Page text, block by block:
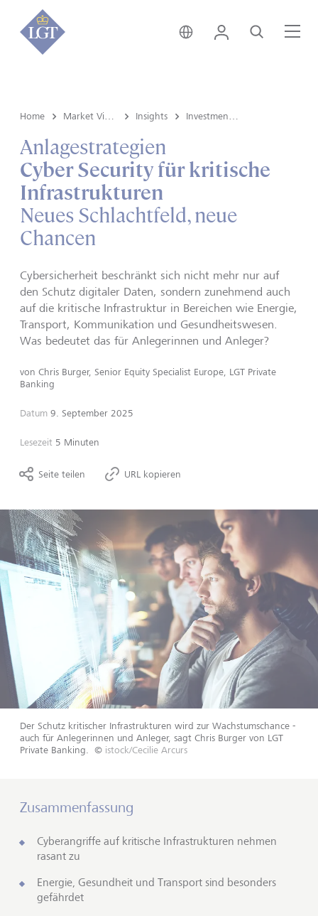
Österreich • Deutsch
Login Suche
Home Insights
Anlagestrategien
Cyber Security für kritische
Infrastrukturen
Neues Schlachtfeld, neue
Chancen
Cybersicherheit beschränkt sich nicht mehr nur auf
den Schutz digitaler Daten, sondern zunehmend auch
auf die kritische Infrastruktur in Bereichen wie Energie,
Transport, Kommunikation und Gesundheitswesen.
Was bedeutet das für Anlegerinnen und Anleger?
von Chris Burger, Senior Equity Specialist Europe, LGT Private
Banking
Datum 9. September 2025
Lesezeit 5 Minuten
Seite teilen URL kopieren
Der Schutz kritischer Infrastrukturen wird zur Wachstumschance -
auch für Anlegerinnen und Anleger, sagt Chris Burger von LGT
Private Banking.
© istock/Cecilie Arcurs
Zusammenfassung
Cyberangriffe auf kritische Infrastrukturen nehmen
rasant zu
Energie, Gesundheit und Transport sind besonders
gefährdet